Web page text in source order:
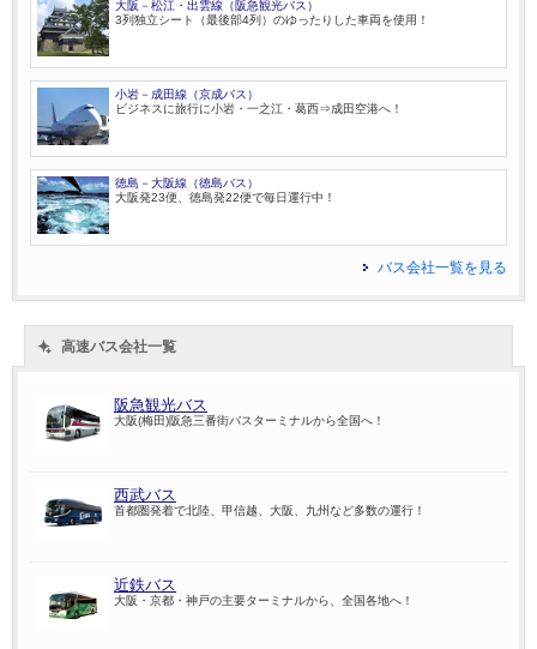
大阪－松江・出雲線（阪急観光バス）
3列独立シート（最後部4列）のゆったりした車両を使用！
小岩－成田線（京成バス）
ビジネスに旅行に小岩・一之江・葛西⇒成田空港へ！
徳島－大阪線（徳島バス）
大阪発23便、徳島発22便で毎日運行中！
バス会社一覧を見る
高速バス会社一覧
阪急観光バス
大阪(梅田)阪急三番街バスターミナルから全国へ！
西武バス
首都圏発着で北陸、甲信越、大阪、九州など多数の運行！
近鉄バス
大阪・京都・神戸の主要ターミナルから、全国各地へ！